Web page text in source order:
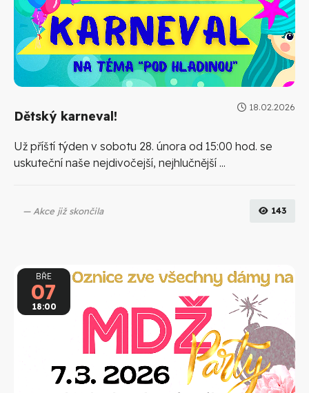
18.02.2026
Dětský karneval!
Už příští týden v sobotu 28. února od 15:00 hod. se
uskuteční naše nejdivočejší, nejhlučnější ...
Akce již skončila 143
BŘE
07
18:00